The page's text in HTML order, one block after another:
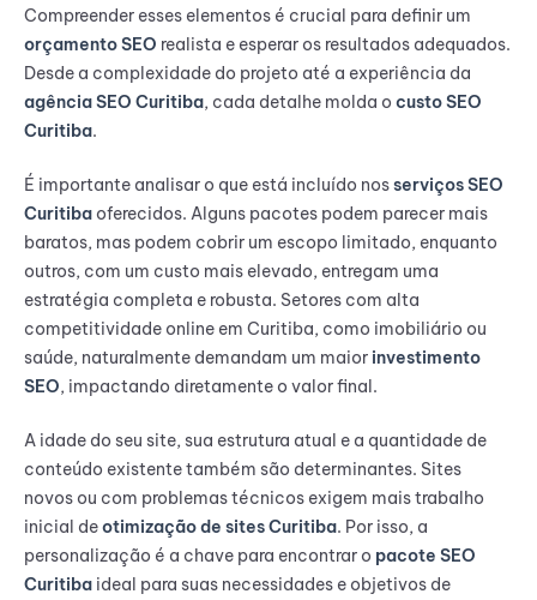
Compreender esses elementos é crucial para definir um
orçamento SEO realista e esperar os resultados adequados.
Desde a complexidade do projeto até a experiência da
agência SEO Curitiba, cada detalhe molda o custo SEO
Curitiba.
É importante analisar o que está incluído nosserviços SEO
Curitiba oferecidos. Alguns pacotes podem parecer mais
baratos, mas podem cobrir um escopo limitado, enquanto
outros, com um custo mais elevado, entregam uma
estratégia completa e robusta. Setores com alta
competitividade online em Curitiba, como imobiliário ou
saúde, naturalmente demandam um maior investimento
SEO, impactando diretamente o valor final.
A idade do seu site, sua estrutura atual e a quantidade de
conteúdo existente também são determinantes. Sites
novos ou com problemas técnicos exigem mais trabalho
inicial deotimização de sites Curitiba. Por isso, a
personalização é a chave para encontrar o pacote SEO
Curitiba ideal para suas necessidades e objetivos de